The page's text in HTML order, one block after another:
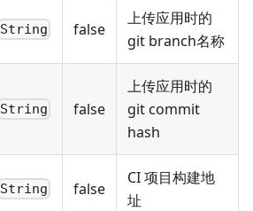
String false
上传应用时的
git branch名称
String false
上传应用时的
git commit
hash
String false
CI 项目构建地
址